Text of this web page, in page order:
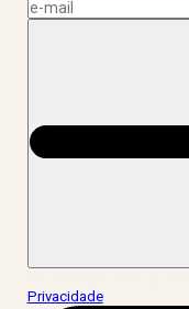
Privacidade.